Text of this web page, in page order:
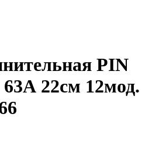
PIN
22см 12мод.